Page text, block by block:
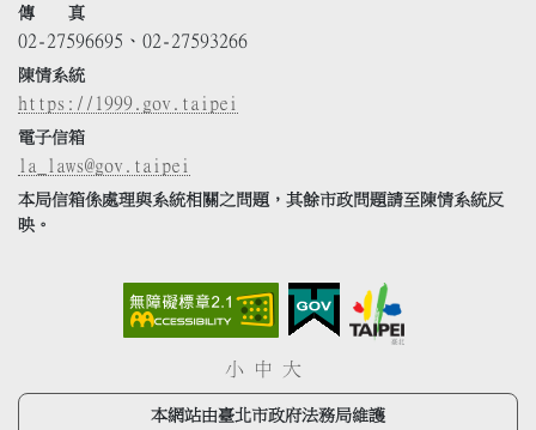
傳 真
02-27596695、02-27593266
陳情系統
https://1999.gov.taipei
電子信箱
la_laws@gov.taipei
本局信箱係處理與系統相關之問題，其餘市政問題請至陳情系統反
映。
小 中 大
本網站由臺北市政府法務局維護